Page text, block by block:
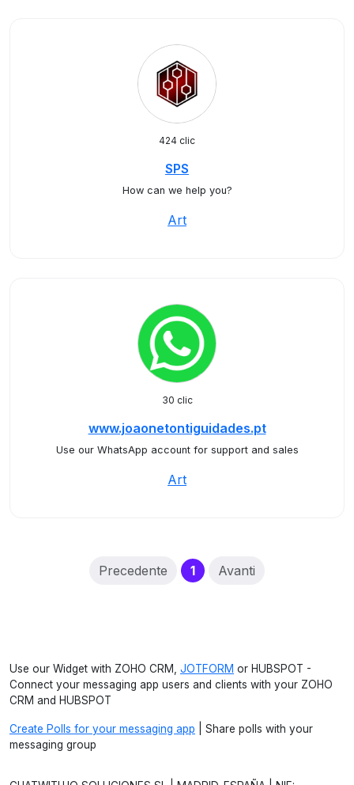
424 clic
SPS
How can we help you?
Art
30 clic
www.joaonetontiguidades.pt
Use our WhatsApp account for support and sales
Art
Precedente 1(current)
Avanti
Use our Widget with ZOHO CRM, JOTFORM or HUBSPOT -
Connect your messaging app users and clients with your ZOHO
CRM and HUBSPOT
Create Polls for your messaging app | Share polls with your
messaging group